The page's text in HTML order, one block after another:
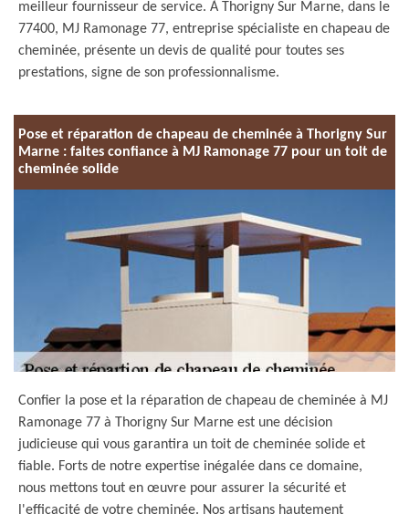
meilleur fournisseur de service. À Thorigny Sur Marne, dans le
77400, MJ Ramonage 77, entreprise spécialiste en chapeau de
cheminée, présente un devis de qualité pour toutes ses
prestations, signe de son professionnalisme.
Pose et réparation de chapeau de cheminée à Thorigny Sur
Marne : faites confiance à MJ Ramonage 77 pour un toit de
cheminée solide
Confier la pose et la réparation de chapeau de cheminée à MJ
Ramonage 77 à Thorigny Sur Marne est une décision
judicieuse qui vous garantira un toit de cheminée solide et
fiable. Forts de notre expertise inégalée dans ce domaine,
nous mettons tout en œuvre pour assurer la sécurité et
l'efficacité de votre cheminée. Nos artisans hautement